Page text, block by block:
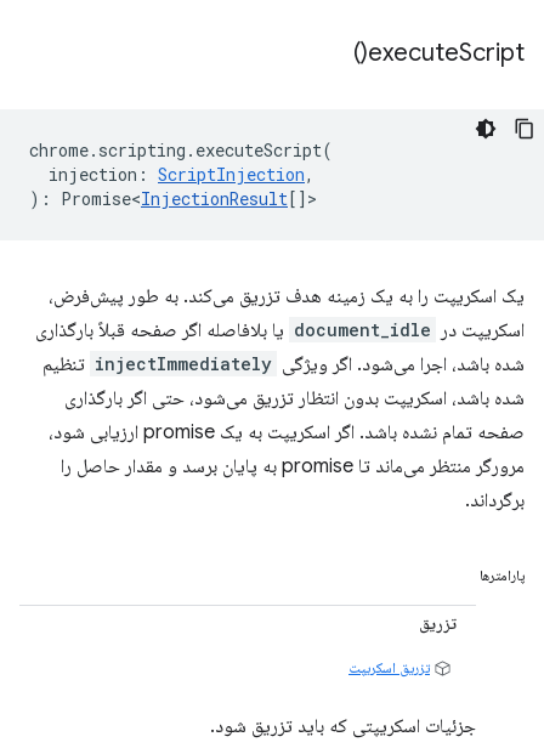
executeScript(
)
chrome. scripting . executeScript(
injection : ScriptInjection,
) : Promise<InjectionResult[] >
یک اسکریپت را به یک زمینه هدف تزریق می‌کند. به طور پیش‌فرض،
اسکریپت در
document_idle یا بلافاصله اگر صفحه قبلاً بارگذاری
شده باشد، اجرا می‌شود. اگر ویژگی injectImmediately تنظیم
شده باشد، اسکریپت بدون انتظار تزریق می‌شود، حتی اگر بارگذاری
صفحه تمام نشده باشد. اگر اسکریپت به یک promise ارزیابی شود،
مرورگر منتظر می‌ماند تا promise به پایان برسد و مقدار حاصل را
برگرداند.
پارامترها
تزریق
تزریق اسکریپت
جزئیات اسکریپتی که باید تزریق شود.